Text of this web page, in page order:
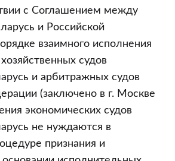
с Соглашением между
и Российской
взаимного исполнения
судов
и арбитражных судов
(заключено в г. Москве
экономических судов
не нуждаются в
признания и